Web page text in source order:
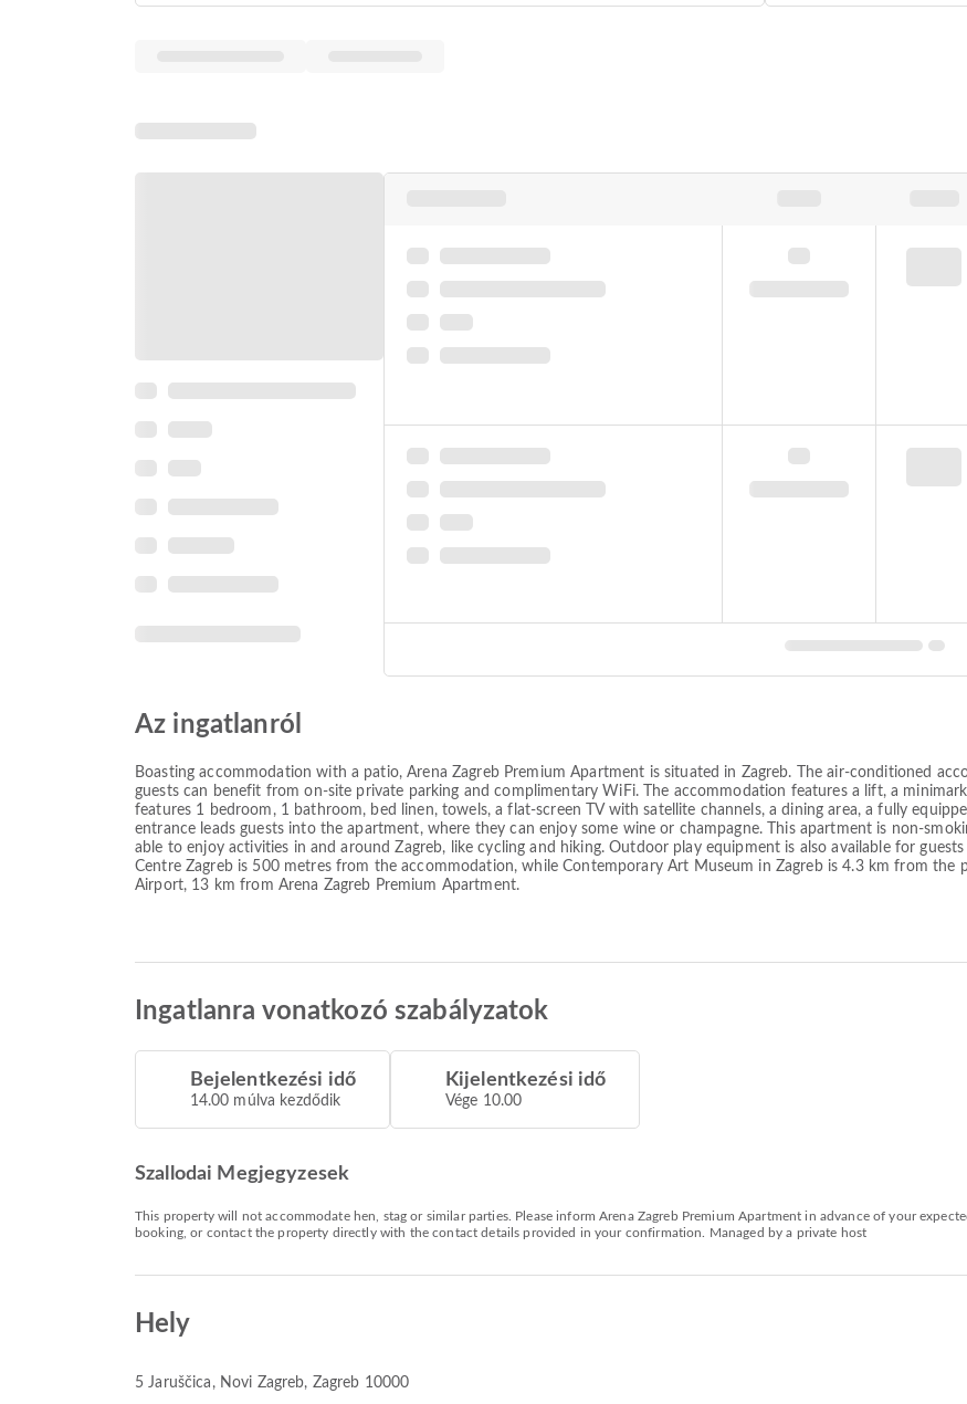
Az ingatlanról
Boasting accommodation with a patio, Arena Zagreb Premium Apartment is situated in Zagreb. The air-conditioned
guests can benefit from on-site private parking and complimentary WiFi. The accommodation features a lift, a
features 1 bedroom, 1 bathroom, bed linen, towels, a flat-screen TV with satellite channels, a dining area, a fully
entrance leads guests into the apartment, where they can enjoy some wine or champagne. This apartment is non-
able to enjoy activities in and around Zagreb, like cycling and hiking. Outdoor play equipment is also available for
Centre Zagreb is 500 metres from the accommodation, while Contemporary Art Museum in Zagreb is 4.3 km from the
Airport, 13 km from Arena Zagreb Premium Apartment.
Ingatlanra vonatkozó szabályzatok
Bejelentkezési idő
14.00 múlva kezdődik
Kijelentkezési idő
Vége 10.00
Szallodai Megjegyzesek
This property will not accommodate hen, stag or similar parties. Please inform Arena Zagreb Premium Apartment in advance of your
booking, or contact the property directly with the contact details provided in your confirmation. Managed by a private host
Hely
5 Jaruščica , Novi Zagreb, Zagreb 10000